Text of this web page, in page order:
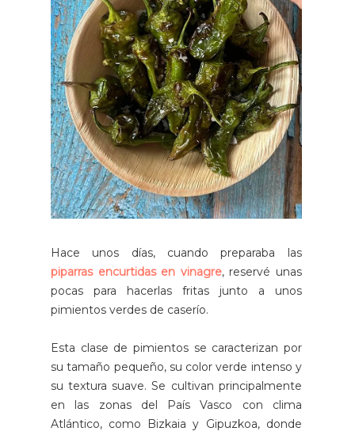
Hace unos días, cuando preparaba las
piparras encurtidas en vinagre, reservé unas
pocas para hacerlas fritas junto a unos
pimientos verdes de caserío.
Esta clase de pimientos se caracterizan por
su tamaño pequeño, su color verde intenso y
su textura suave. Se cultivan principalmente
en las zonas del País Vasco con clima
Atlántico, como Bizkaia y Gipuzkoa, donde